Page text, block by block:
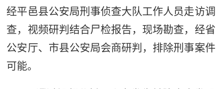
经平邑县公安局刑事侦查大队工作人员走访调
查，视频研判结合尸检报告，现场勘查，经省
公安厅、市县公安局会商研判，排除刑事案件
可能。